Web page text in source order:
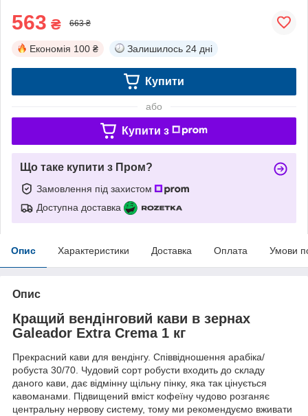
563 ₴ 663 ₴
Економія 100 ₴ Залишилось 24 дні
Купити
або
Купити з
Що таке купити з Пром?
Замовлення під захистом
Доступна доставка
Опис Характеристики Доставка Оплата Умови
Опис
Кращий вендінговий кави в зернах
Galeador Extra Crema 1 кг
Прекрасний кави для вендінгу. Співвідношення арабіка/
робуста 30/70. Чудовий сорт робусти входить до складу
даного кави, дає відмінну щільну пінку, яка так цінується
кавоманами. Підвищений вміст кофеїну чудово розганяє
центральну нервову систему, тому ми рекомендуємо вживати